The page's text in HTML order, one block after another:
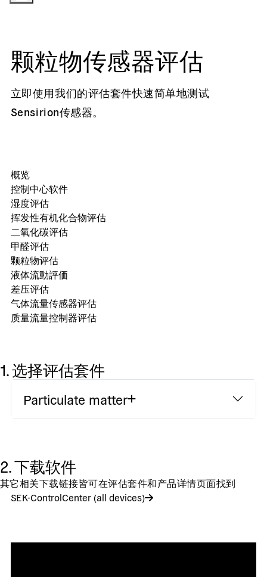
颗粒物传感器评估
立即使用我们的评估套件快速简单地测试
Sensirion传感器。
概览
控制中心软件
湿度评估
挥发性有机化合物评估
二氧化碳评估
甲醛评估
颗粒物评估
液体流動評価
差压评估
气体流量传感器评估
质量流量控制器评估
1. 选择评估套件
Particulate matter
2. 下载软件
其它相关下载链接皆可在评估套件和产品详情页面找到
SEK-ControlCenter (all devices)